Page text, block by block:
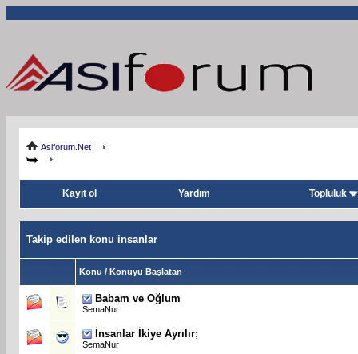
Asiforum.Net
Kayıt ol Yardım Topluluk
Takip edilen konu insanlar
Konu / Konuyu Başlatan
Babam ve Oğlum
SemaNur
İnsanlar İkiye Ayrılır;
SemaNur